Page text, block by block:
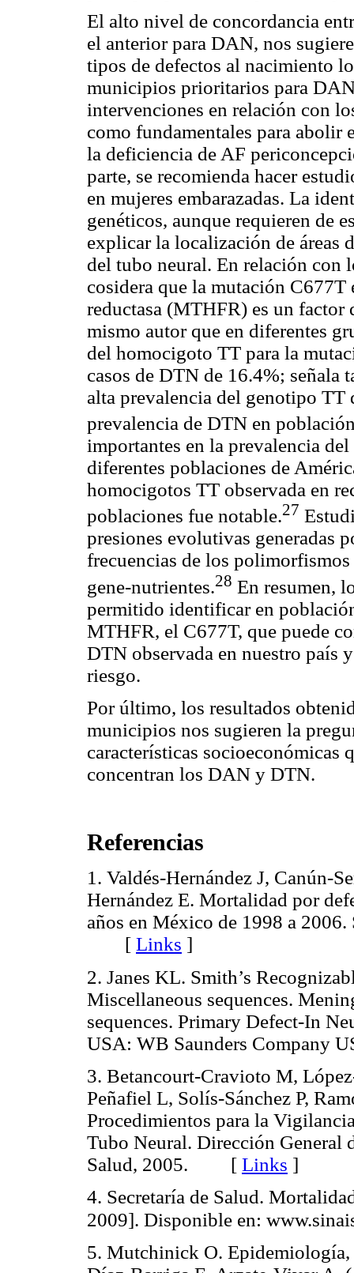
El alto nivel de concordancia
el anterior para DAN, nos
tipos de defectos al nacimiento
municipios prioritarios para
intervenciones en relación con
como fundamentales para abolir
la deficiencia de AF
parte, se recomienda hacer
en mujeres embarazadas. La
genéticos, aunque requieren de
explicar la localización de áreas
del tubo neural. En relación con
cosidera que la mutación
reductasa (MTHFR) es un factor
mismo autor que en diferentes
del homocigoto TT para la
casos de DTN de 16.4%; señala
alta prevalencia del genotipo TT
prevalencia de DTN en
importantes en la prevalencia
diferentes poblaciones de
homocigotos TT observada en
poblaciones fue notable.27
presiones evolutivas generadas
frecuencias de los
gene-nutrientes.28 En resumen,
permitido identificar en
MTHFR, el C677T, que puede
DTN observada en nuestro país
riesgo.
Por último, los resultados
municipios nos sugieren la
características socioeconómicas
concentran los DAN y DTN.
Referencias
1. Valdés-Hernández J, Canún-
Hernández E. Mortalidad por
años en México de 1998 a
[ Links ]
2. Janes KL. Smith’s
Miscellaneous sequences.
sequences. Primary Defect-In
USA: WB Saunders
3. Betancourt-Cravioto M,
Peñafiel L, Solís-Sánchez P,
Procedimientos para la
Tubo Neural. Dirección General
Salud, 2005. [ Links ]
4. Secretaría de Salud.
2009]. Disponible en:
5. Mutchinick O.